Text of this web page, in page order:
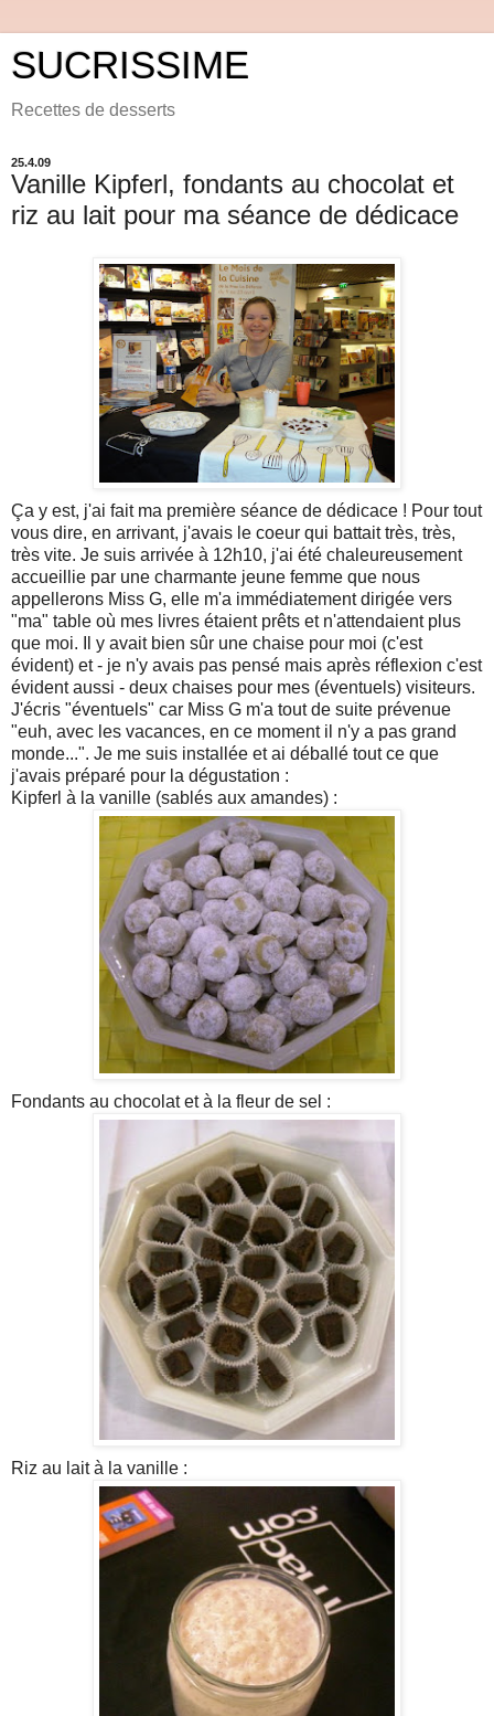
SUCRISSIME
Recettes de desserts
25.4.09
Vanille Kipferl, fondants au chocolat et
riz au lait pour ma séance de dédicace
Ça y est, j'ai fait ma première séance de dédicace ! Pour tout
vous dire, en arrivant, j'avais le coeur qui battait très, très,
très vite. Je suis arrivée à 12h10, j'ai été chaleureusement
accueillie par une charmante jeune femme que nous
appellerons Miss G, elle m'a immédiatement dirigée vers
"ma" table où mes livres étaient prêts et n'attendaient plus
que moi. Il y avait bien sûr une chaise pour moi (c'est
évident) et - je n'y avais pas pensé mais après réflexion c'est
évident aussi - deux chaises pour mes (éventuels) visiteurs.
J'écris "éventuels" car Miss G m'a tout de suite prévenue
"euh, avec les vacances, en ce moment il n'y a pas grand
monde...". Je me suis installée et ai déballé tout ce que
j'avais préparé pour la dégustation :
Kipferl à la vanille (sablés aux amandes) :
Fondants au chocolat et à la fleur de sel :
Riz au lait à la vanille :